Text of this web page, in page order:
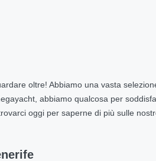
oltre! Abbiamo una vasta
abbiamo qualcosa per
oggi per saperne di più sulle